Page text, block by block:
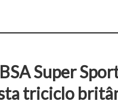
Super
triciclo